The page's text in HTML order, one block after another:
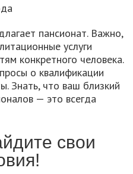
пансионат. Важно,
услуги
конкретного человека.
о квалификации
Знать, что ваш близкий
— это всегда
свои